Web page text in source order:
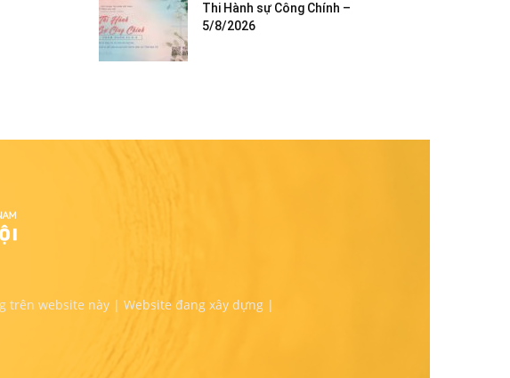
Thi Hành sự Công Chính –
5/8/2026
trên website này | Website đang xây dựng |